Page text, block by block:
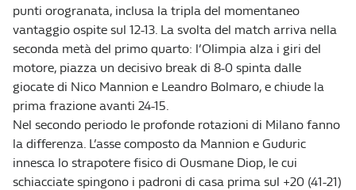
punti orogranata, inclusa la tripla del momentaneo
vantaggio ospite sul 12-13. La svolta del match arriva nella
seconda metà del primo quarto: l’Olimpia alza i giri del
motore, piazza un decisivo break di 8-0 spinta dalle
giocate di Nico Mannion e Leandro Bolmaro, e chiude la
prima frazione avanti 24-15.
Nel secondo periodo le profonde rotazioni di Milano fanno
la differenza. L’asse composto da Mannion e Guduric
innesca lo strapotere fisico di Ousmane Diop, le cui
schiacciate spingono i padroni di casa prima sul +20 (41-21)